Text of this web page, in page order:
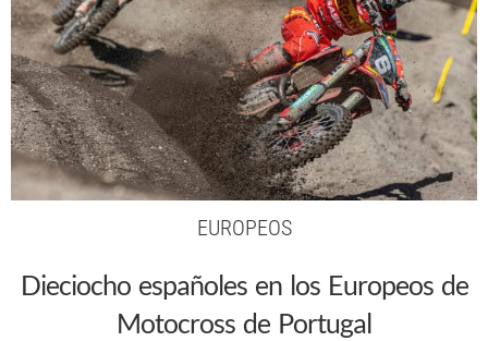
EUROPEOS
Dieciocho españoles en los Europeos de
Motocross de Portugal